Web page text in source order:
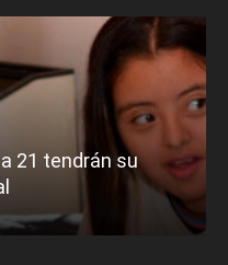
21 tendrán su